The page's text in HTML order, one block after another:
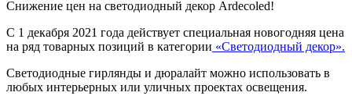
Снижение цен на светодиодный декор Ardecoled!
С 1 декабря 2021 года действует специальная новогодняя цена
на ряд товарных позиций в категории «Светодиодный декор».
Светодиодные гирлянды и дюралайт можно использовать в
любых интерьерных или уличных проектах освещения.